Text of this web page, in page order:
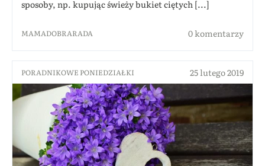
sposoby, np. kupując świeży bukiet ciętych [...]
MAMADOBRARADA 0 komentarzy
PORADNIKOWE PONIEDZIAŁKI 25 lutego 2019